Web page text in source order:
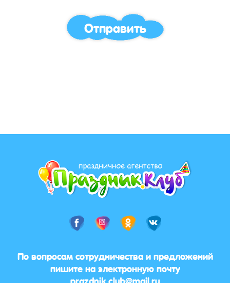
Отправить
По вопросам сотрудничества и предложений
пишите на электронную почту